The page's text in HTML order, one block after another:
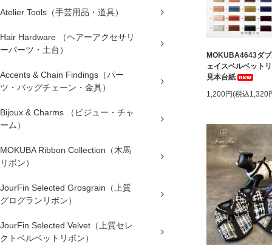
Atelier Tools（手芸用品・道具）
Hair Hardware （ヘアーアクセサリ
ーパーツ・土台）
Accents & Chain Findings（パー
ツ・バッグチェーン・金具）
Bijoux & Charms （ビジュー・チャ
ーム）
MOKUBA Ribbon Collection（木馬
リボン）
JourFin Selected Grosgrain（上質
グログランリボン）
JourFin Selected Velvet（上質セレ
クトベルベットリボン）
MOKUBA4643ダ
ェイスベルベット
見本台紙
1,200円(税込1,320